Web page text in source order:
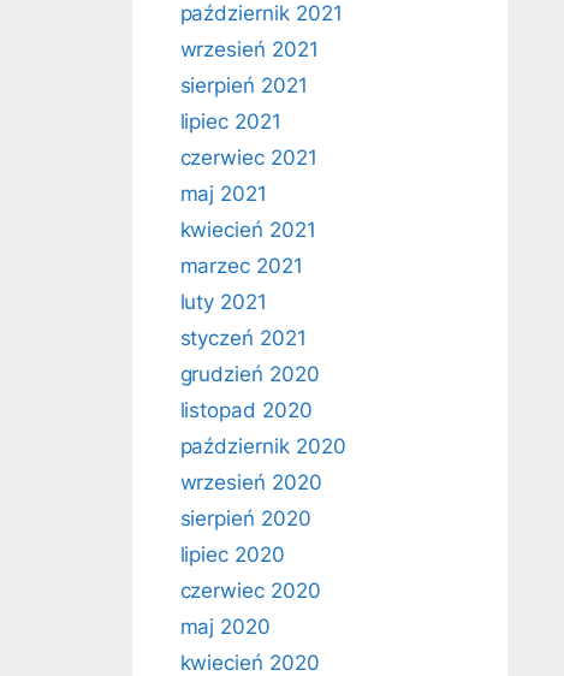
październik 2021
wrzesień 2021
sierpień 2021
lipiec 2021
czerwiec 2021
maj 2021
kwiecień 2021
marzec 2021
luty 2021
styczeń 2021
grudzień 2020
listopad 2020
październik 2020
wrzesień 2020
sierpień 2020
lipiec 2020
czerwiec 2020
maj 2020
kwiecień 2020